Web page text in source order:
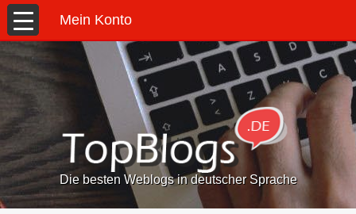
Mein Konto
Die besten Weblogs in deutscher Sprache